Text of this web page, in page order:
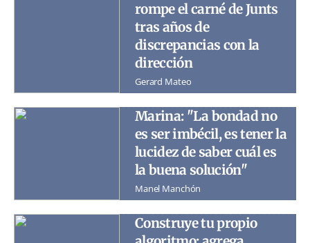
rompe el carné de Junts
tras años de
discrepancias con la
dirección
Gerard Mateo
Marina: "La bondad no
es ser imbécil, es tener la
lucidez de saber cuál es
la buena solución"
Manel Manchón
Construye tu propio